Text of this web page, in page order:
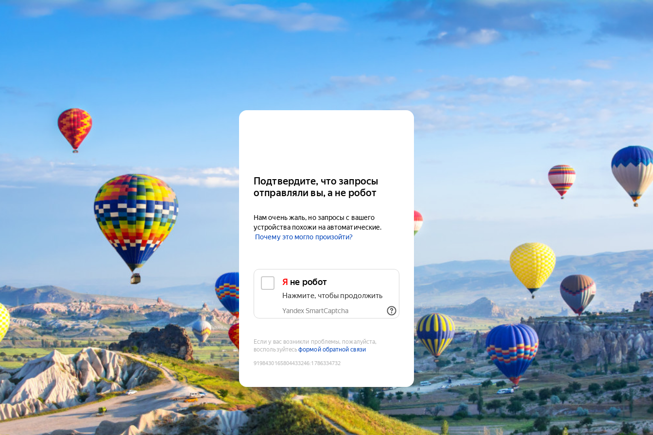
Подтвердите, что запросы
отправляли вы, а не робот
Нам очень жаль, но запросы с вашего
устройства похожи на автоматические.
Почему это могло произойти?
Я не робот
Нажмите, чтобы продолжить
Yandex SmartCaptcha
Если у вас возникли проблемы, пожалуйста,
воспользуйтесьформой обратной связи
9198430165804433246:1786334732